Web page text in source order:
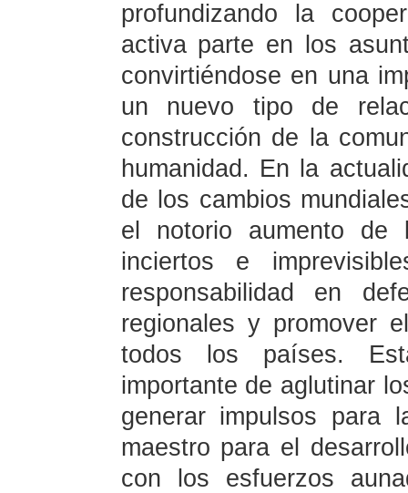
profundizando la
activa parte en los
convirtiéndose en una
un nuevo tipo de
construcción de la
humanidad. En la
de los cambios
el notorio aumento de
inciertos e
responsabilidad en
regionales y promover
todos los países.
importante de aglutinar
generar impulsos para
maestro para el
con los esfuerzos